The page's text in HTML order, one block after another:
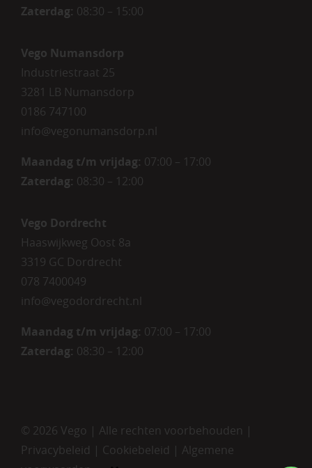
Zaterdag: 08:30 – 15:00
Vego Numansdorp
Industriestraat 25
3281 LB Numansdorp
0186 747100
info@vegonumansdorp.nl
Maandag t/m vrijdag: 07:00 – 17:00
Zaterdag: 08:30 – 12:00
Vego Dordrecht
Haaswijkweg Oost 8a
3319 GC Dordrecht
078 7400049
info@vegodordrecht.nl
Maandag t/m vrijdag: 07:00 – 17:00
Zaterdag: 08:30 – 12:00
© 2026 Vego | Alle rechten voorbehouden |
Privacybeleid | Cookiebeleid | Algemene